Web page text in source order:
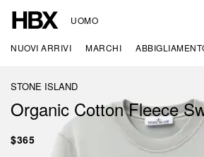
UOMO
NUOVI ARRIVI MARCHI
STONE ISLAND
Organic Cotton Fleece
$365